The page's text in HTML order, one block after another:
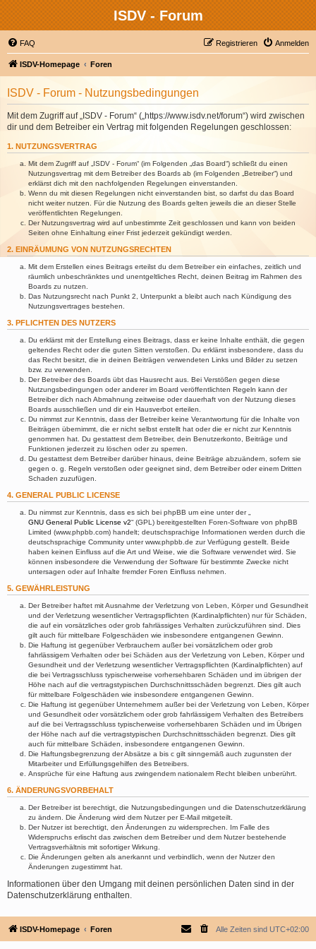
ISDV - Forum
FAQ Anmelden
Registrieren
ISDV-Homepage Foren
ISDV - Forum - Nutzungsbedingungen
Mit dem Zugriff auf „ISDV - Forum“ („https://www.isdv.net/forum“) wird zwischen
dir und dem Betreiber ein Vertrag mit folgenden Regelungen geschlossen:
1. NUTZUNGSVERTRAG
Mit dem Zugriff auf „ISDV - Forum“ (im Folgenden „das Board“) schließt du einen
Nutzungsvertrag mit dem Betreiber des Boards ab (im Folgenden „Betreiber“) und
erklärst dich mit den nachfolgenden Regelungen einverstanden.
Wenn du mit diesen Regelungen nicht einverstanden bist, so darfst du das Board
nicht weiter nutzen. Für die Nutzung des Boards gelten jeweils die an dieser Stelle
veröffentlichten Regelungen.
Der Nutzungsvertrag wird auf unbestimmte Zeit geschlossen und kann von beiden
Seiten ohne Einhaltung einer Frist jederzeit gekündigt werden.
2. EINRÄUMUNG VON NUTZUNGSRECHTEN
Mit dem Erstellen eines Beitrags erteilst du dem Betreiber ein einfaches, zeitlich und
räumlich unbeschränktes und unentgeltliches Recht, deinen Beitrag im Rahmen des
Boards zu nutzen.
Das Nutzungsrecht nach Punkt 2, Unterpunkt a bleibt auch nach Kündigung des
Nutzungsvertrages bestehen.
3. PFLICHTEN DES NUTZERS
Du erklärst mit der Erstellung eines Beitrags, dass er keine Inhalte enthält, die gegen
geltendes Recht oder die guten Sitten verstoßen. Du erklärst insbesondere, dass du
das Recht besitzt, die in deinen Beiträgen verwendeten Links und Bilder zu setzen
bzw. zu verwenden.
Der Betreiber des Boards übt das Hausrecht aus. Bei Verstößen gegen diese
Nutzungsbedingungen oder anderer im Board veröffentlichten Regeln kann der
Betreiber dich nach Abmahnung zeitweise oder dauerhaft von der Nutzung dieses
Boards ausschließen und dir ein Hausverbot erteilen.
Du nimmst zur Kenntnis, dass der Betreiber keine Verantwortung für die Inhalte von
Beiträgen übernimmt, die er nicht selbst erstellt hat oder die er nicht zur Kenntnis
genommen hat. Du gestattest dem Betreiber, dein Benutzerkonto, Beiträge und
Funktionen jederzeit zu löschen oder zu sperren.
Du gestattest dem Betreiber darüber hinaus, deine Beiträge abzuändern, sofern sie
gegen o. g. Regeln verstoßen oder geeignet sind, dem Betreiber oder einem Dritten
Schaden zuzufügen.
4. GENERAL PUBLIC LICENSE
Du nimmst zur Kenntnis, dass es sich bei phpBB um eine unter der „
GNU General Public License v2“ (GPL) bereitgestellten Foren-Software von phpBB
Limited (www.phpbb.com) handelt; deutschsprachige Informationen werden durch die
deutschsprachige Community unter www.phpbb.de zur Verfügung gestellt. Beide
haben keinen Einfluss auf die Art und Weise, wie die Software verwendet wird. Sie
können insbesondere die Verwendung der Software für bestimmte Zwecke nicht
untersagen oder auf Inhalte fremder Foren Einfluss nehmen.
5. GEWÄHRLEISTUNG
Der Betreiber haftet mit Ausnahme der Verletzung von Leben, Körper und Gesundheit
und der Verletzung wesentlicher Vertragspflichten (Kardinalpflichten) nur für Schäden,
die auf ein vorsätzliches oder grob fahrlässiges Verhalten zurückzuführen sind. Dies
gilt auch für mittelbare Folgeschäden wie insbesondere entgangenen Gewinn.
Die Haftung ist gegenüber Verbrauchern außer bei vorsätzlichem oder grob
fahrlässigem Verhalten oder bei Schäden aus der Verletzung von Leben, Körper und
Gesundheit und der Verletzung wesentlicher Vertragspflichten (Kardinalpflichten) auf
die bei Vertragsschluss typischerweise vorhersehbaren Schäden und im übrigen der
Höhe nach auf die vertragstypischen Durchschnittsschäden begrenzt. Dies gilt auch
für mittelbare Folgeschäden wie insbesondere entgangenen Gewinn.
Die Haftung ist gegenüber Unternehmern außer bei der Verletzung von Leben, Körper
und Gesundheit oder vorsätzlichem oder grob fahrlässigem Verhalten des Betreibers
auf die bei Vertragsschluss typischerweise vorhersehbaren Schäden und im Übrigen
der Höhe nach auf die vertragstypischen Durchschnittsschäden begrenzt. Dies gilt
auch für mittelbare Schäden, insbesondere entgangenen Gewinn.
Die Haftungsbegrenzung der Absätze a bis c gilt sinngemäß auch zugunsten der
Mitarbeiter und Erfüllungsgehilfen des Betreibers.
Ansprüche für eine Haftung aus zwingendem nationalem Recht bleiben unberührt.
6. ÄNDERUNGSVORBEHALT
Der Betreiber ist berechtigt, die Nutzungsbedingungen und die Datenschutzerklärung
zu ändern. Die Änderung wird dem Nutzer per E-Mail mitgeteilt.
Der Nutzer ist berechtigt, den Änderungen zu widersprechen. Im Falle des
Widerspruchs erlischt das zwischen dem Betreiber und dem Nutzer bestehende
Vertragsverhältnis mit sofortiger Wirkung.
Die Änderungen gelten als anerkannt und verbindlich, wenn der Nutzer den
Änderungen zugestimmt hat.
Informationen über den Umgang mit deinen persönlichen Daten sind in der
Datenschutzerklärung enthalten.
ISDV-Homepage Foren Alle Zeiten sind UTC+02:00